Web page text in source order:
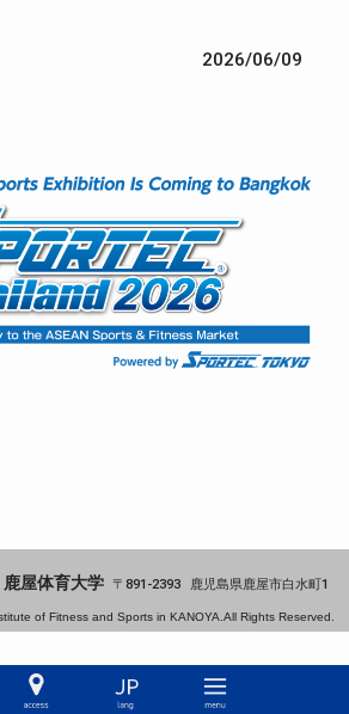
2026/06/09
鹿屋体育大学 891-2393 鹿児島県鹿屋市白水町1
of Fitness and Sports in KANOYA.All Rights Reserved.